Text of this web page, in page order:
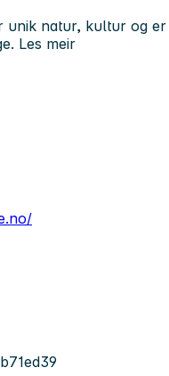
unik natur, kultur og er
Les meir